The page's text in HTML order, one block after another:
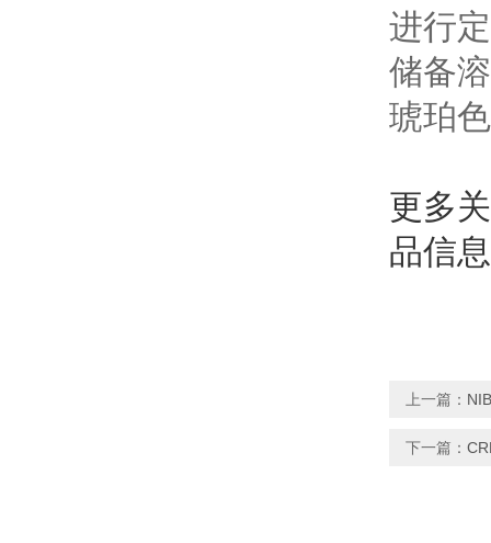
进行
储备
琥珀
更多
品信
上一篇：
下一篇：